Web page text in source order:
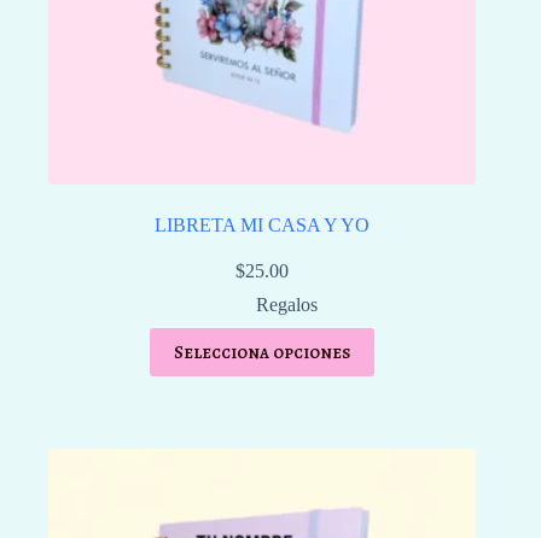
LIBRETA MI CASA Y YO
$25.00
Regalos
Selecciona opciones